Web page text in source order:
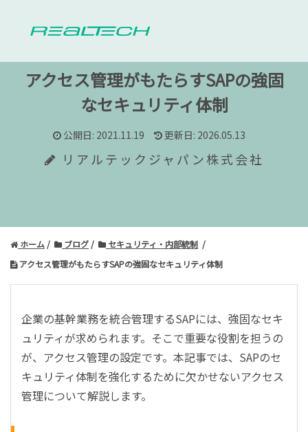
アクセス管理がもたらすSAPの強固
なセキュリティ体制
公開日: 2021.11.19 更新日: 2026.05.13
リアルテックジャパン株式会社
ホーム ブログ
セキュリティ・内部統制
アクセス管理がもたらすSAPの強固なセキュリティ体制
企業の基幹業務を統合管理するSAPには、強固なセキ
ュリティが求められます。そこで重要な役割を担うの
が、アクセス管理の設定です。本記事では、SAPのセ
キュリティ体制を強化するために欠かせないアクセス
管理について解説します。